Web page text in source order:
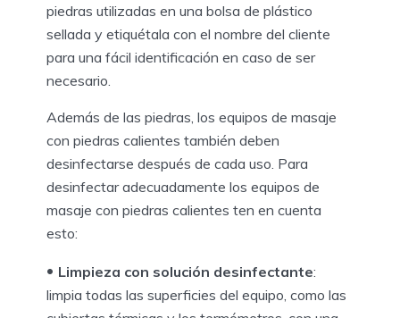
piedras utilizadas en una bolsa de plástico
sellada y etiquétala con el nombre del cliente
para una fácil identificación en caso de ser
necesario.
Además de las piedras, los equipos de masaje
con piedras calientes también deben
desinfectarse después de cada uso. Para
desinfectar adecuadamente los equipos de
masaje con piedras calientes ten en cuenta
esto:
Limpieza con solución desinfectante:
limpia todas las superficies del equipo, como las